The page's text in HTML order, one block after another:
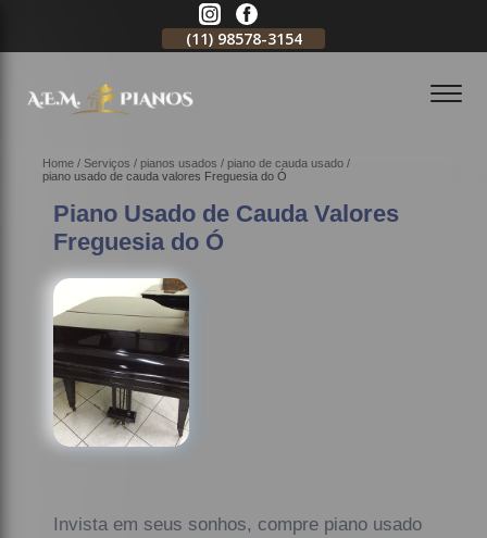
(11) 98578-3154
Home Serviços pianos usados
piano de cauda usado
piano usado de cauda valores Freguesia do Ó
Piano Usado de Cauda Valores
Freguesia do Ó
Invista em seus sonhos, compre piano usado